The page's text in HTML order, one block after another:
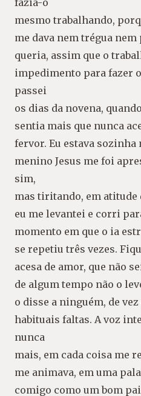
fazia-o
mesmo trabalhando,
me dava nem trégua nem
queria, assim que o
impedimento para fazer
passei
os dias da novena,
sentia mais que nunca
fervor. Eu estava sozinha
menino Jesus me foi
sim,
mas tiritando, em atitude
eu me levantei e corri
momento em que o ia
se repetiu três vezes.
acesa de amor, que não
de algum tempo não o
o disse a ninguém, de
habituais faltas. A voz
nunca
mais, em cada coisa me
me animava, em uma
comigo como um bom